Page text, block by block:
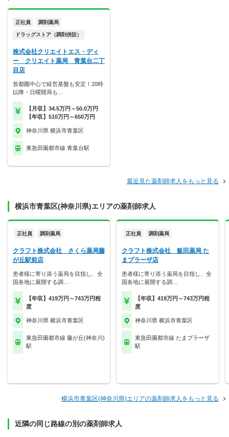
正社員 調剤薬局
ドラッグストア（調剤併設）
株式会社クリエイトエス・ディ
ー クリエイト薬局 青葉台二丁
目店
首都圏中心で経営基盤も安定！20時
以降・日曜開局も…
【月収】34.5万円～50.0万円
【年収】510万円～650万円
神奈川県 横浜市青葉区
東急田園都市線 青葉台駅
最近見た薬剤師求人をもっと見る
横浜市青葉区(神奈川県)エリアの薬剤師求人
正社員 調剤薬局
クラフト株式会社 さくら薬局藤
が丘駅前店
患者様に寄り添う薬局を目指し、全
国各地に展開する調…
【年収】419万円～743万円程
度
神奈川県 横浜市青葉区
東急田園都市線 藤が丘(神奈川)
駅
正社員 調剤薬局
クラフト株式会社 飯田薬局 た
まプラーザ店
患者様に寄り添う薬局を目指し、全
国各地に展開する調…
【年収】419万円～743万円程
度
神奈川県 横浜市青葉区
東急田園都市線 たまプラーザ
駅
横浜市青葉区(神奈川県)エリアの薬剤師求人をもっと見る
近隣の同じ路線の別の薬剤師求人